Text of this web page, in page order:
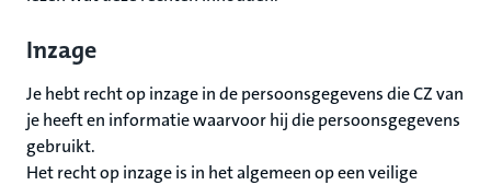
Inzage
Je hebt recht op inzage in de persoonsgegevens die CZ van
je heeft en informatie waarvoor hij die persoonsgegevens
gebruikt.
Het recht op inzage is in het algemeen op een veilige